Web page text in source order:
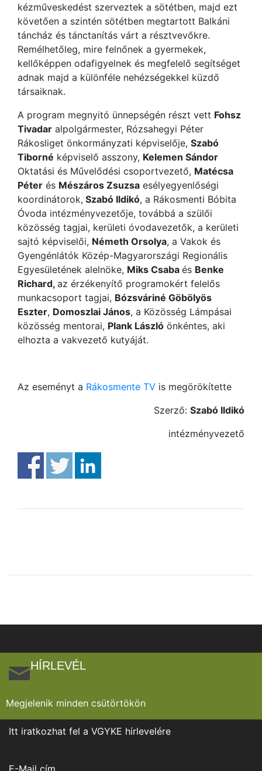
kézműveskedést szerveztek a sötétben, majd ezt
követően a szintén sötétben megtartott Balkáni
táncház és tánctanítás várt a résztvevőkre.
Remélhetőleg, mire felnőnek a gyermekek,
kellőképpen odafigyelnek és megfelelő segítséget
adnak majd a különféle nehézségekkel küzdő
társaiknak.
A program megnyitó ünnepségén részt vett Fohsz
Tivadar alpolgármester, Rózsahegyi Péter
Rákosliget önkormányzati képviselője, Szabó
Tiborné képviselő asszony, Kelemen Sándor
Oktatási és Művelődési csoportvezető, Matécsa
Péter és Mészáros Zsuzsa esélyegyenlőségi
koordinátorok, Szabó Ildikó, a Rákosmenti Bóbita
Óvoda intézményvezetője, továbbá a szülői
közösség tagjai, kerületi óvodavezetők, a kerületi
sajtó képviselői, Németh Orsolya, a Vakok és
Gyengénlátók Közép-Magyarországi Regionális
Egyesületének alelnöke, Miks Csaba és Benke
Richard, az érzékenyítő programokért felelős
munkacsoport tagjai, Bózsváriné Göbölyös
Eszter, Domoszlai János, a Közösség Lámpásai
közösség mentorai, Plank László önkéntes, aki
elhozta a vakvezető kutyáját.
Az eseményt a Rákosmente TV is megörökítette
Szerző: Szabó Ildikó
intézményvezető
HÍRLEVÉL
Megjelenik minden csütörtökön
Itt iratkozhat fel a VGYKE hírlevelére